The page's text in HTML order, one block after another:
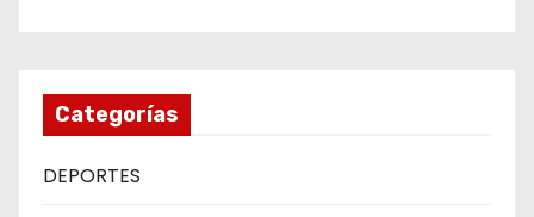
Categorías
DEPORTES